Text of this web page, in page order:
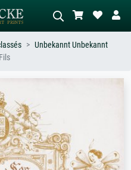
abstrait avec beaucoup de rouge,
tableau sombre, nu debout près d'un
Unbekannt Unbekannt